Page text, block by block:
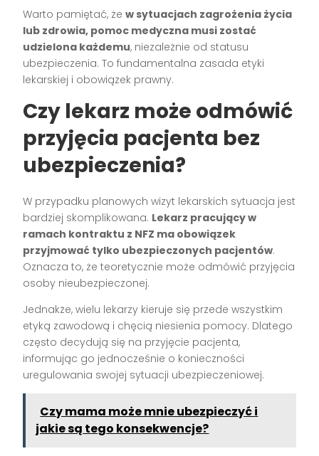
Warto pamiętać, żew sytuacjach zagrożenia życia
lub zdrowia, pomoc medyczna musi zostać
udzielona każdemu, niezależnie od statusu
ubezpieczenia. To fundamentalna zasada etyki
lekarskiej i obowiązek prawny.
Czy lekarz może odmówić
przyjęcia pacjenta bez
ubezpieczenia?
W przypadku planowych wizyt lekarskich sytuacja jest
bardziej skomplikowana. Lekarz pracujący w
ramach kontraktu z NFZ ma obowiązek
przyjmować tylko ubezpieczonych pacjentów.
Oznacza to, że teoretycznie może odmówić przyjęcia
osoby nieubezpieczonej.
Jednakże, wielu lekarzy kieruje się przede wszystkim
etyką zawodową i chęcią niesienia pomocy. Dlatego
często decydują się na przyjęcie pacjenta,
informując go jednocześnie o konieczności
uregulowania swojej sytuacji ubezpieczeniowej.
Czy mama może mnie ubezpieczyć i
jakie są tego konsekwencje?